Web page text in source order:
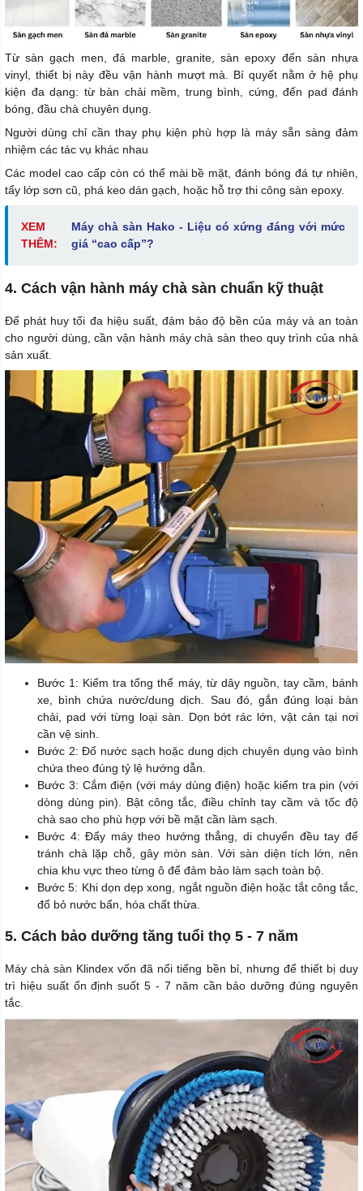
Từ sàn gạch men, đá marble, granite, sàn epoxy đến sàn nhựa
vinyl, thiết bị này đều vận hành mượt mà. Bí quyết nằm ở hệ phụ
kiện đa dạng: từ bàn chải mềm, trung bình, cứng, đến pad đánh
bóng, đầu chà chuyên dụng.
Người dùng chỉ cần thay phụ kiện phù hợp là máy sẵn sàng đảm
nhiệm các tác vụ khác nhau
Các model cao cấp còn có thể mài bề mặt, đánh bóng đá tự nhiên,
tẩy lớp sơn cũ, phá keo dán gạch, hoặc hỗ trợ thi công sàn epoxy.
XEM
THÊM:
Máy chà sàn Hako - Liệu có xứng đáng với mức
giá “cao cấp”?
4. Cách vận hành máy chà sàn chuẩn kỹ thuật
Để phát huy tối đa hiệu suất, đảm bảo độ bền của máy và an toàn
cho người dùng, cần vận hành máy chà sàn theo quy trình của nhà
sản xuất.
Bước 1: Kiểm tra tổng thể máy, từ dây nguồn, tay cầm, bánh
xe, bình chứa nước/dung dịch. Sau đó, gắn đúng loại bàn
chải, pad với từng loại sàn. Dọn bớt rác lớn, vật cản tại nơi
cần vệ sinh.
Bước 2: Đổ nước sạch hoặc dung dịch chuyên dụng vào bình
chứa theo đúng tỷ lệ hướng dẫn.
Bước 3: Cắm điện (với máy dùng điện) hoặc kiểm tra pin (với
dòng dùng pin). Bật công tắc, điều chỉnh tay cầm và tốc độ
chà sao cho phù hợp với bề mặt cần làm sạch.
Bước 4: Đẩy máy theo hướng thẳng, di chuyển đều tay để
tránh chà lặp chỗ, gây mòn sàn. Với sàn diện tích lớn, nên
chia khu vực theo từng ô để đảm bảo làm sạch toàn bộ.
Bước 5: Khi dọn dẹp xong, ngắt nguồn điện hoặc tắt công tắc,
đổ bỏ nước bẩn, hóa chất thừa.
5. Cách bảo dưỡng tăng tuổi thọ 5 - 7 năm
Máy chà sàn Klindex vốn đã nổi tiếng bền bỉ, nhưng để thiết bị duy
trì hiệu suất ổn định suốt 5 - 7 năm cần bảo dưỡng đúng nguyên
tắc.